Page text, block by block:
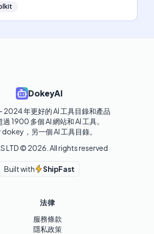
DokeyAI
2024 年更好的 AI 工具目錄和產品
1900 多個 AI 網站和 AI 工具。
，另一個 AI 工具目錄。
LTD © 2026 . All rights reserved
Built with ShipFast
法律
服務條款
隱私政策